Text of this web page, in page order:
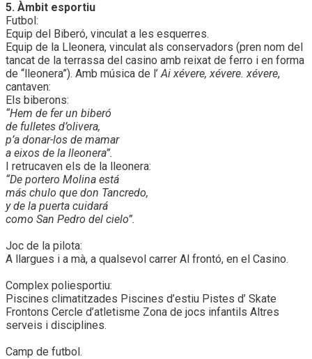
5. Àmbit esportiu
Futbol:
Equip del Biberó, vinculat a les esquerres.
Equip de la Lleonera, vinculat als conservadors (pren nom del
tancat de la terrassa del casino amb reixat de ferro i en forma
de “lleonera”). Amb música de l’Ai xévere, xévere. xévere,
cantaven:
Els biberons:
“Hem de fer un biberó
de fulletes d’olivera,
p’a donar-los de mamar
a eixos de la lleonera”.
I retrucaven els de la lleonera:
“De portero Molina está
más chulo que don Tancredo,
y de la puerta cuidará
como San Pedro del cielo”.
Joc de la pilota:
A llargues i a mà, a qualsevol carrer Al frontó, en el Casino.
Complex poliesportiu:
Piscines climatitzades Piscines d’estiu Pistes d’ Skate
Frontons Cercle d’atletisme Zona de jocs infantils Altres
serveis i disciplines.
Camp de futbol.